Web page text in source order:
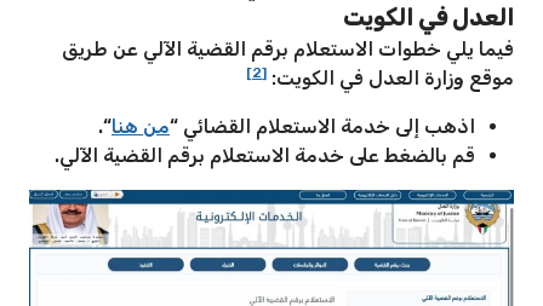
العدل في الكويت
فيما يلي خطوات الاستعلام برقم القضية الآلي عن طريق
موقع وزارة العدل في الكويت: [2]
اذهب إلى خدمة الاستعلام القضائي “من هنا“.
قم بالضغط على خدمة الاستعلام برقم القضية الآلي.